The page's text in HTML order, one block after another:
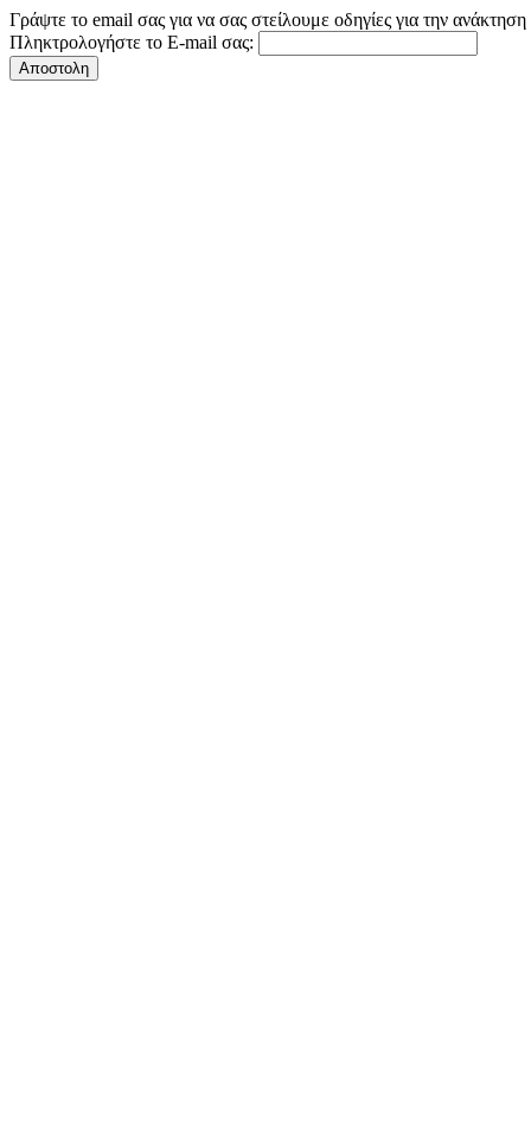
Γράψτε το email σας για να σας στείλουμε οδηγίες για την
Πληκτρολογήστε το E-mail σας: